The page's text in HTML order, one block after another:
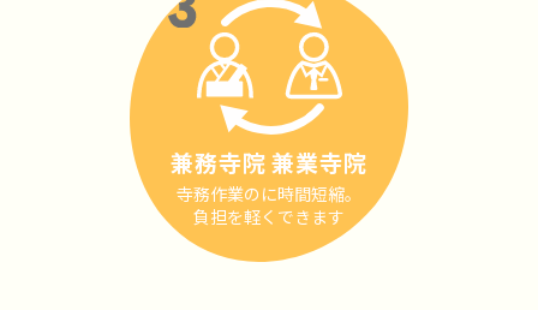
兼務寺院 兼業寺院
寺務作業のに時間短縮。
負担を軽くできます